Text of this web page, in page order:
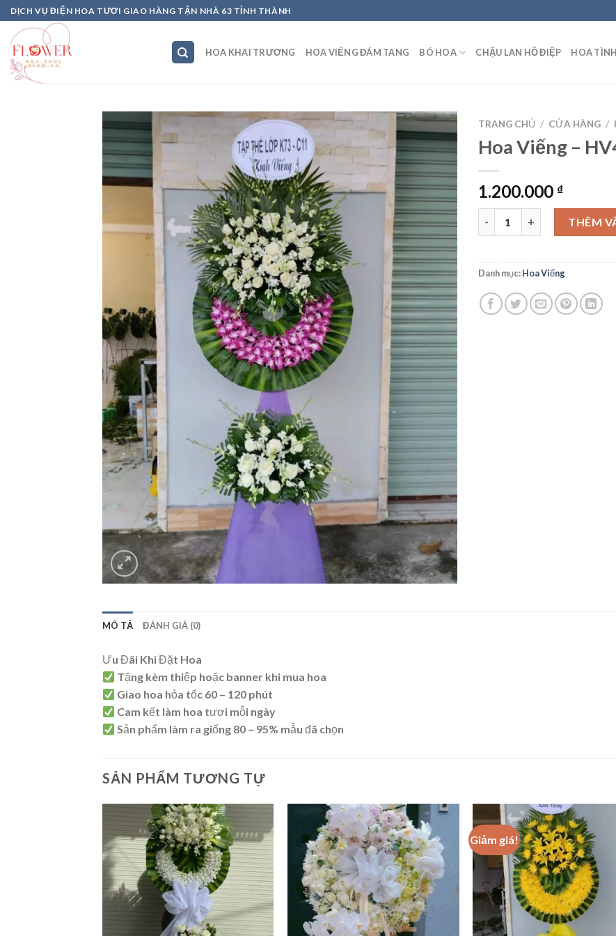
Skip
to
content
DỊCH VỤ ĐIỆN HOA TƯƠI GIAO HÀNG TẬN NHÀ 63 TỈNH THÀNH
HOA KHAI TRƯƠNG HOA VIẾNG ĐÁM TANG BÓ HOA CHẬU LAN HỒ ĐIỆP HOA
TRANG CHỦ / CỬA HÀNG /
Hoa Viếng –
1.200.000 ₫
Hoa Viếng – HV43 số lượng
THÊM
Danh mục:Hoa Viếng
MÔ TẢ ĐÁNH GIÁ (0)
Ưu Đãi Khi Đặt Hoa
Tặng kèm thiệp hoặc banner khi mua hoa
Giao hoa hỏa tốc 60 – 120 phút
Cam kết làm hoa tươi mỗi ngày
Sản phẩm làm ra giống 80 – 95% mẫu đã chọn
SẢN PHẨM TƯƠNG TỰ
Giảm giá!